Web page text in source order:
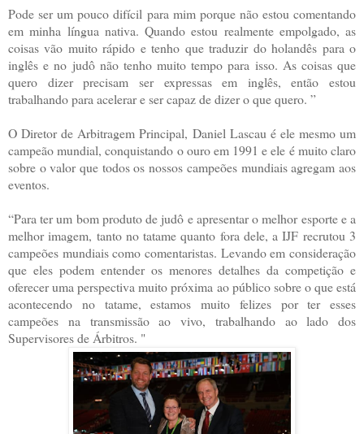
Pode ser um pouco difícil para mim porque não estou comentando
em minha língua nativa. Quando estou realmente empolgado, as
coisas vão muito rápido e tenho que traduzir do holandês para o
inglês e no judô não tenho muito tempo para isso. As coisas que
quero dizer precisam ser expressas em inglês, então estou
trabalhando para acelerar e ser capaz de dizer o que quero. ”
O Diretor de Arbitragem Principal, Daniel Lascau é ele mesmo um
campeão mundial, conquistando o ouro em 1991 e ele é muito claro
sobre o valor que todos os nossos campeões mundiais agregam aos
eventos.
“Para ter um bom produto de judô e apresentar o melhor esporte e a
melhor imagem, tanto no tatame quanto fora dele, a IJF recrutou 3
campeões mundiais como comentaristas. Levando em consideração
que eles podem entender os menores detalhes da competição e
oferecer uma perspectiva muito próxima ao público sobre o que está
acontecendo no tatame, estamos muito felizes por ter esses
campeões na transmissão ao vivo, trabalhando ao lado dos
Supervisores de Árbitros. "